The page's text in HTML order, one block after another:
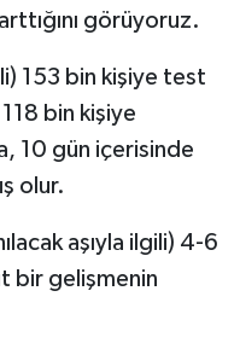
görüyoruz.
153 bin kişiye test
bin kişiye
10 gün içerisinde
olur.
aşıyla ilgili) 4-6
bir gelişmenin